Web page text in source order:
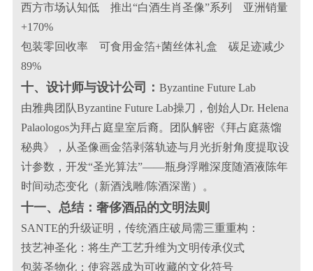
西方市场认知低 推出“白酒生肖圣像”系列 亚洲销量
+170%
包装零回收率 可食用金箔+菌丝体礼盒 碳足迹减少
89%
十、设计师与设计公司：Byzantine Future Lab
由雅典团队Byzantine Future Lab操刀，创始人Dr. Helena
Palaologos为拜占庭皇室后裔。团队解密《拜占庭蒸馏
秘典》，从圣像画金箔剥落轨迹与月光折射角度提取设
计参数，开发“圣光算法”——瓶身浮雕深度随酒液陈年
时间动态变化（新酒浅雕/陈酒深凿）。
十一、总结：奢侈酒品的文明法则
SANTE的升级证明，传统酒庄破局需三重重构：
技艺神圣化：将生产工艺升维为文明传承仪式
包装圣物化：使容器成为可收藏的文化符号